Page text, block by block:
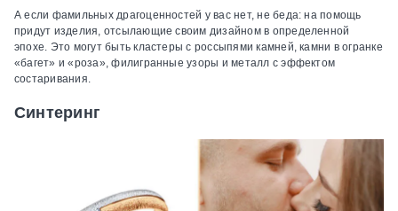
А если фамильных драгоценностей у вас нет, не беда: на помощь
придут изделия, отсылающие своим дизайном в определенной
эпохе. Это могут быть кластеры с россыпями камней, камни в огранке
«багет» и «роза», филигранные узоры и металл с эффектом
состаривания.
Синтеринг